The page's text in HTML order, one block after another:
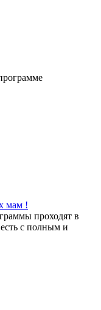
мам !
проходят в
с полным и